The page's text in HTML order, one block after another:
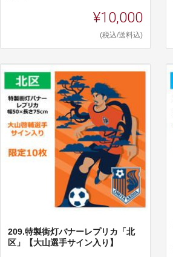
¥10,000
(税込/送料込)
209.特製街灯バナーレプリカ「北
区」【大山選手サイン入り】